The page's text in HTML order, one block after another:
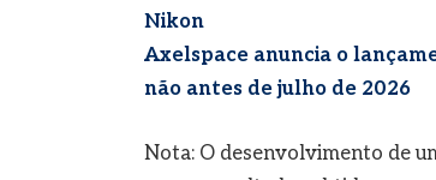
Nikon
Axelspace anuncia o
não antes de julho de 2026
Nota: O desenvolvimento de